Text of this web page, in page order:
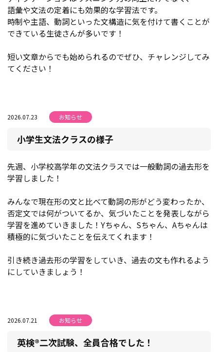
語彙や文法の定着にも効果的な学習法です。
時制や主語、動詞といった文構造に気を付けて書くことが
できている生徒さんが多いです！
短い文章からでも始められるのでぜひ、チャレンジしてみ
てください！
2026.07.23 お知らせ
小学生文法クラスの様子
先週、小学校高学年の文法クラスでは一般動詞の過去形を
学習しました！
みんなで現在形の文と比べて動詞の形がどう変わったか、
否定文では何がついてるか、気づいたことを発表しながら
学習を進めていきました！Yちゃん、Sちゃん、Aちゃんは
積極的に気づいたことを伝えてくれます！
引き続き過去形の学習をしていき、過去の文も作れるよう
にしていきましょう！
2026.07.21 お知らせ
英検®二次試験、全員合格でした！